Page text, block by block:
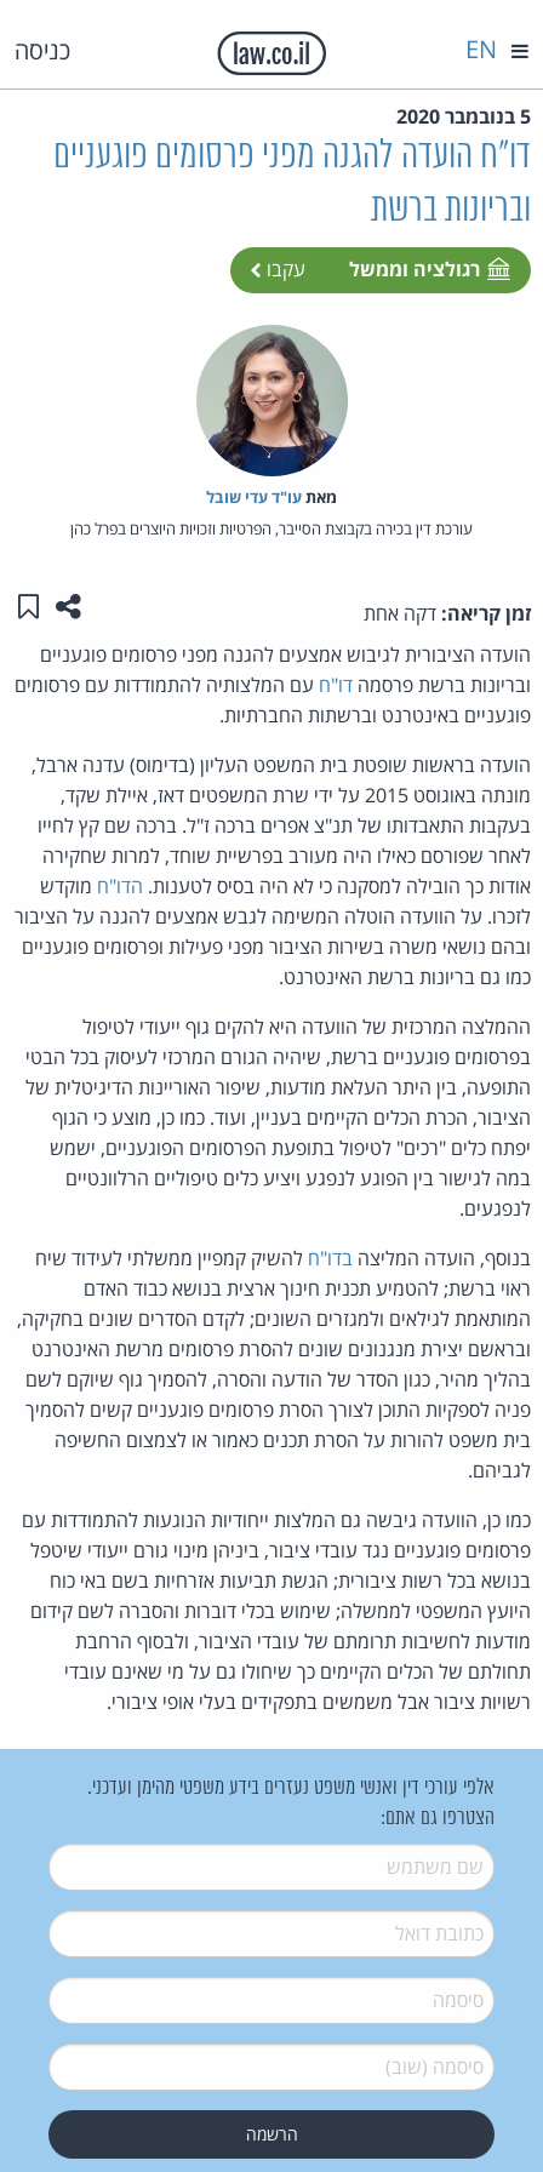
כניסה EN
5 בנובמבר 2020
דו"ח הועדה להגנה מפני פרסומים פוגעניים
ובריונות ברשת
רגולציה וממשל עקבו
מאת‏עו"ד עדי שובל
עורכת דין בכירה בקבוצת הסייבר, הפרטיות וזכויות היוצרים בפרל כהן
זמן קריאה: דקה אחת שתפו
הועדה הציבורית לגיבוש אמצעים להגנה מפני פרסומים פוגעניים
ובריונות ברשת פרסמה דו"ח עם המלצותיה להתמודדות עם פרסומים
פוגעניים באינטרנט וברשתות החברתיות.
הועדה בראשות שופטת בית המשפט העליון (בדימוס) עדנה ארבל,
מונתה באוגוסט 2015 על ידי שרת המשפטים דאז, איילת שקד,
בעקבות התאבדותו של תנ"צ אפרים ברכה ז"ל. ברכה שם קץ לחייו
לאחר שפורסם כאילו היה מעורב בפרשיית שוחד, למרות שחקירה
אודות כך הובילה למסקנה כי לא היה בסיס לטענות. הדו"ח מוקדש
לזכרו. על הוועדה הוטלה המשימה לגבש אמצעים להגנה על הציבור
ובהם נושאי משרה בשירות הציבור מפני פעילות ופרסומים פוגעניים
כמו גם בריונות ברשת האינטרנט.
ההמלצה המרכזית של הוועדה היא להקים גוף ייעודי לטיפול
בפרסומים פוגעניים ברשת, שיהיה הגורם המרכזי לעיסוק בכל הבטי
התופעה, בין היתר העלאת מודעות, שיפור האוריינות הדיגיטלית של
הציבור, הכרת הכלים הקיימים בעניין, ועוד. כמו כן, מוצע כי הגוף
יפתח כלים "רכים" לטיפול בתופעת הפרסומים הפוגעניים, ישמש
במה לגישור בין הפוגע לנפגע ויציע כלים טיפוליים הרלוונטיים
לנפגעים.
בנוסף, הועדה המליצה בדו"ח להשיק קמפיין ממשלתי לעידוד שיח
ראוי ברשת; להטמיע תכנית חינוך ארצית בנושא כבוד האדם
המותאמת לגילאים ולמגזרים השונים; לקדם הסדרים שונים בחקיקה,
ובראשם יצירת מנגנונים שונים להסרת פרסומים מרשת האינטרנט
בהליך מהיר, כגון הסדר של הודעה והסרה, להסמיך גוף שיוקם לשם
פניה לספקיות התוכן לצורך הסרת פרסומים פוגעניים קשים להסמיך
בית משפט להורות על הסרת תכנים כאמור או לצמצום החשיפה
לגביהם.
כמו כן, הוועדה גיבשה גם המלצות ייחודיות הנוגעות להתמודדות עם
פרסומים פוגעניים נגד עובדי ציבור, ביניהן מינוי גורם ייעודי שיטפל
בנושא בכל רשות ציבורית; הגשת תביעות אזרחיות בשם באי כוח
היועץ המשפטי לממשלה; שימוש בכלי דוברות והסברה לשם קידום
מודעות לחשיבות תרומתם של עובדי הציבור, ולבסוף הרחבת
תחולתם של הכלים הקיימים כך שיחולו גם על מי שאינם עובדי
רשויות ציבור אבל משמשים בתפקידים בעלי אופי ציבורי.
אלפי עורכי דין ואנשי משפט נעזרים בידע משפטי מהימן ועדכני.
הצטרפו גם אתם:
שם משתמש*
דואל*
סיסמה*
סיסמה (שוב)*